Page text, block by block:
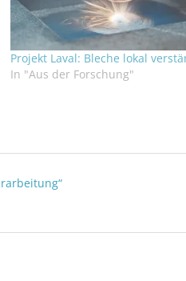
Projekt Laval: Bleche lokal
In "Aus der Forschung"